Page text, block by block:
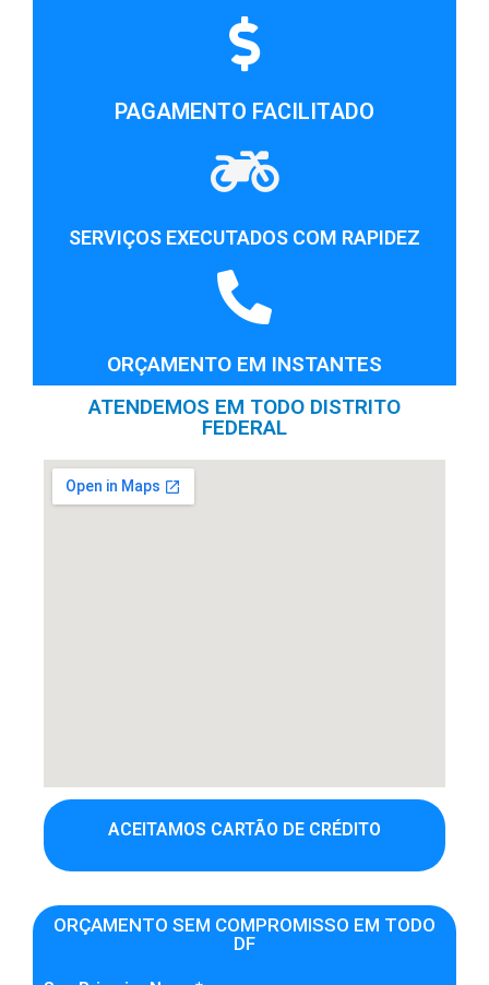
PAGAMENTO FACILITADO
SERVIÇOS EXECUTADOS COM RAPIDEZ
ORÇAMENTO EM INSTANTES
ATENDEMOS EM TODO DISTRITO
FEDERAL
ACEITAMOS CARTÃO DE CRÉDITO
ORÇAMENTO SEM COMPROMISSO EM TODO
DF